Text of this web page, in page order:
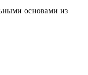
основами из